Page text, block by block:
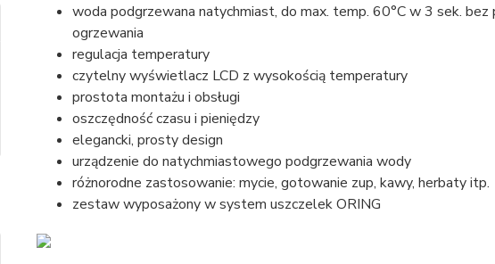
woda podgrzewana natychmiast, do max. temp. 60°C w 3 sek.
ogrzewania
regulacja temperatury
czytelny wyświetlacz LCD z wysokością temperatury
prostota montażu i obsługi
oszczędność czasu i pieniędzy
elegancki, prosty design
urządzenie do natychmiastowego podgrzewania wody
różnorodne zastosowanie: mycie, gotowanie zup, kawy, herbaty itp.
zestaw wyposażony w system uszczelek ORING